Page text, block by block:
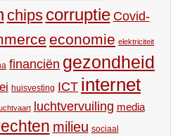
chips corruptie Covid-
economie elektriciteit
financiën gezondheid
huisvesting ICT internet
luchtvervuiling media
milieu sociaal